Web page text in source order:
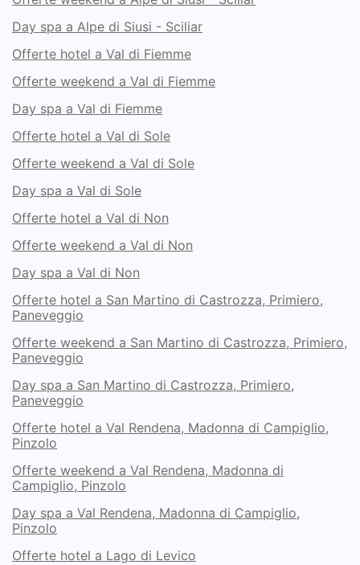
Day spa a Alpe di Siusi - Sciliar
Offerte hotel a Val di Fiemme
Offerte weekend a Val di Fiemme
Day spa a Val di Fiemme
Offerte hotel a Val di Sole
Offerte weekend a Val di Sole
Day spa a Val di Sole
Offerte hotel a Val di Non
Offerte weekend a Val di Non
Day spa a Val di Non
Offerte hotel a San Martino di Castrozza, Primiero,
Paneveggio
Offerte weekend a San Martino di Castrozza, Primiero,
Paneveggio
Day spa a San Martino di Castrozza, Primiero,
Paneveggio
Offerte hotel a Val Rendena, Madonna di Campiglio,
Pinzolo
Offerte weekend a Val Rendena, Madonna di
Campiglio, Pinzolo
Day spa a Val Rendena, Madonna di Campiglio,
Pinzolo
Offerte hotel a Lago di Levico